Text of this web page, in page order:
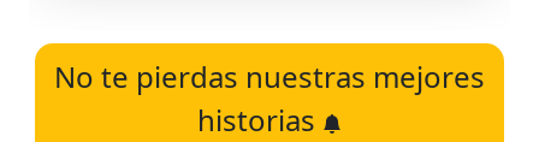
No te pierdas nuestras mejores
historias